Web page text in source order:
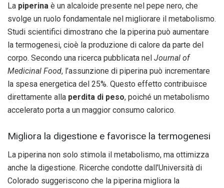
La piperina è un alcaloide presente nel pepe nero, che
svolge un ruolo fondamentale nel migliorare il metabolismo.
Studi scientifici dimostrano che la piperina può aumentare
la termogenesi, cioè la produzione di calore da parte del
corpo. Secondo una ricerca pubblicata nel Journal of
Medicinal Food, l’assunzione di piperina può incrementare
la spesa energetica del 25%. Questo effetto contribuisce
direttamente alla perdita di peso, poiché un metabolismo
accelerato porta a un maggior consumo calorico.
Migliora la digestione e favorisce la termogenesi
La piperina non solo stimola il metabolismo, ma ottimizza
anche la digestione. Ricerche condotte dall’Università di
Colorado suggeriscono che la piperina migliora la